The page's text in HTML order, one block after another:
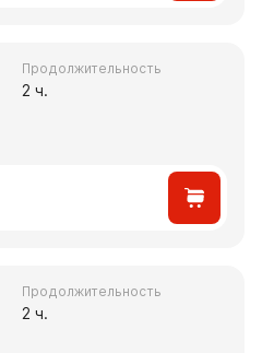
Продолжительность
2 ч.
Продолжительность
2 ч.